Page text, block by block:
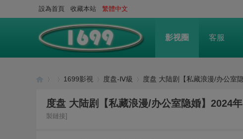
設為首頁 收藏本站 繁體中文
影视圈 客服
1699影視 度盘-Ⅳ級 度盘 大陆剧【私藏浪漫/办公室
度盘 大陆剧【私藏浪漫/办公室隐婚】2024
製鏈接]